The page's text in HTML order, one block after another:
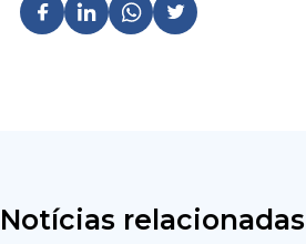
Notícias relacionadas